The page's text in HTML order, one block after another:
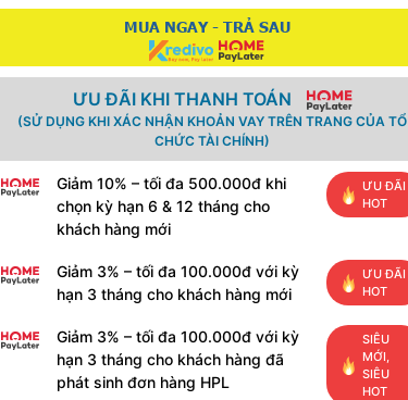
MUA NGAY - TRẢ SAU
ƯU ĐÃI KHI THANH TOÁN
(SỬ DỤNG KHI XÁC NHẬN KHOẢN VAY TRÊN TRANG CỦA TỔ
CHỨC TÀI CHÍNH)
Giảm 10% – tối đa 500.000đ khi
chọn kỳ hạn 6 & 12 tháng cho
khách hàng mới
ƯU ĐÃI
HOT
Giảm 3% – tối đa 100.000đ với kỳ
hạn 3 tháng cho khách hàng mới
ƯU ĐÃI
HOT
Giảm 3% – tối đa 100.000đ với kỳ
hạn 3 tháng cho khách hàng đã
phát sinh đơn hàng HPL
SIÊU
MỚI,
SIÊU
HOT